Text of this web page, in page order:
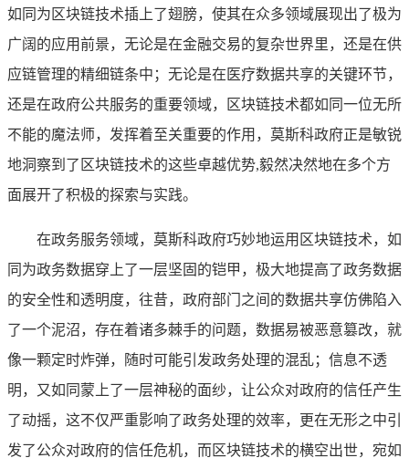
如同为区块链技术插上了翅膀，使其在众多领域展现出了极为
广阔的应用前景，无论是在金融交易的复杂世界里，还是在供
应链管理的精细链条中；无论是在医疗数据共享的关键环节，
还是在政府公共服务的重要领域，区块链技术都如同一位无所
不能的魔法师，发挥着至关重要的作用，莫斯科政府正是敏锐
地洞察到了区块链技术的这些卓越优势,毅然决然地在多个方
面展开了积极的探索与实践。
在政务服务领域，莫斯科政府巧妙地运用区块链技术，如
同为政务数据穿上了一层坚固的铠甲，极大地提高了政务数据
的安全性和透明度，往昔，政府部门之间的数据共享仿佛陷入
了一个泥沼，存在着诸多棘手的问题，数据易被恶意篡改，就
像一颗定时炸弹，随时可能引发政务处理的混乱；信息不透
明，又如同蒙上了一层神秘的面纱，让公众对政府的信任产生
了动摇，这不仅严重影响了政务处理的效率，更在无形之中引
发了公众对政府的信任危机，而区块链技术的横空出世，宛如